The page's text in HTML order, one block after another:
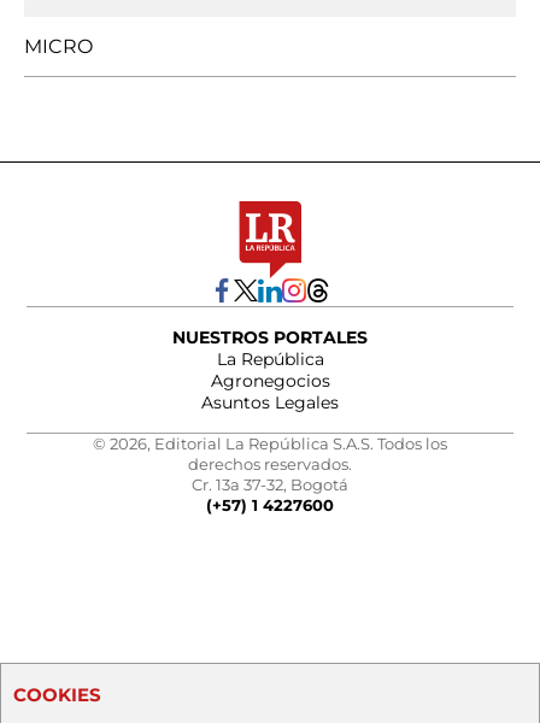
MICRO
NUESTROS PORTALES
La República
Agronegocios
Asuntos Legales
© 2026, Editorial La República S.A.S. Todos los
derechos reservados.
Cr. 13a 37-32, Bogotá
(+57) 1 4227600
COOKIES